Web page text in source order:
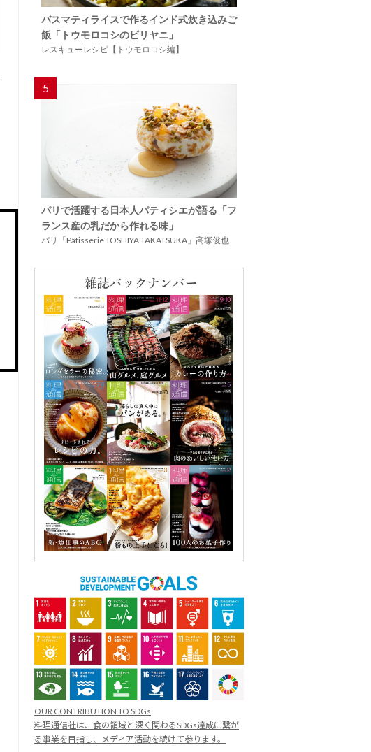
バスマティライスで作るインド式炊き込みご
飯「トウモロコシのビリヤニ」
レスキューレシピ【トウモロコシ編】
5
パリで活躍する日本人パティシエが語る「フ
ランス産の乳だから作れる味」
パリ「Pâtisserie TOSHIYA TAKATSUKA」高塚俊也
OUR CONTRIBUTION TO SDGs
料理通信社は、食の領域と深く関わるSDGs達成に繋が
る事業を目指し、メディア活動を続けて参ります。